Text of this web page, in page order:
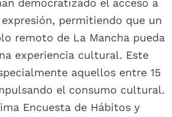
democratizado el acceso a
permitiendo que un
remoto de La Mancha pueda
experiencia cultural. Este
aquellos entre 15
el consumo cultural.
Encuesta de Hábitos y